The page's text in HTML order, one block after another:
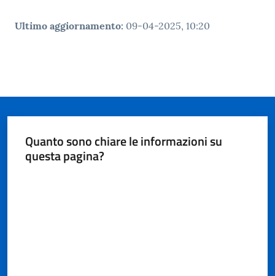
su
Ultimo aggiornamento: 09-04-2025, 10:20
Quanto sono chiare le informazioni su
questa pagina?